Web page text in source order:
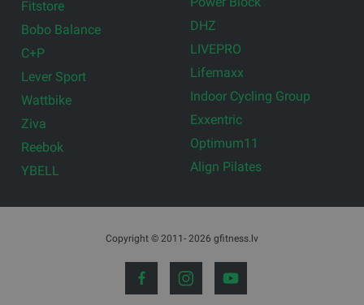
Fitstore
Bobo Balance
C+P
Lever Sport
Wattbike
Ziva
Reebok
YBELL
DHZ
LIVEPRO
Lifemaxx
Indoor Cycling Group
Exxentric
Optimum11
Align Pilates
Copyright © 2011- 2026 gfitness.lv